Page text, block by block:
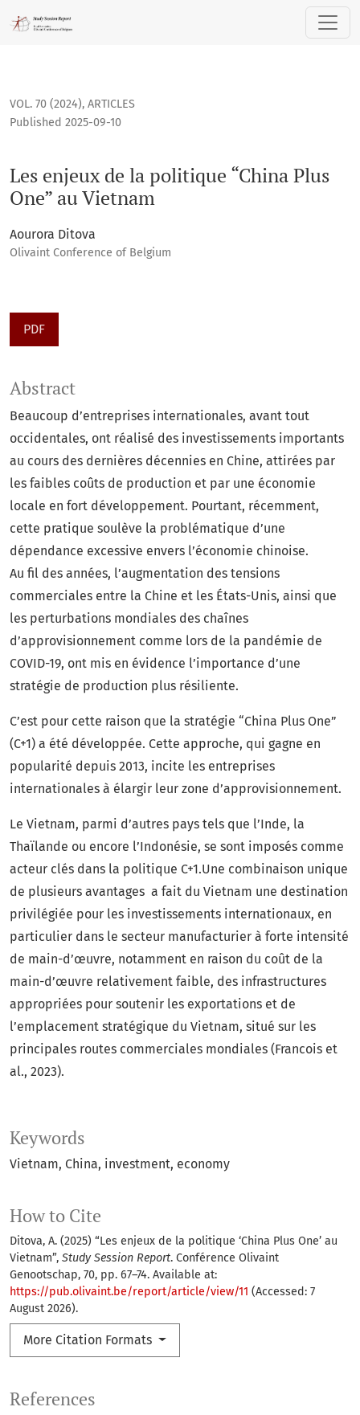
Les enjeux de la politique “China Plus One” au Vietnam
VOL. 70 (2024), ARTICLES
Les enjeux de la politique “China Plus
One” au Vietnam
Published 2025-09-10
Aourora Ditova
Olivaint Conference of Belgium
PDF
Keywords
Vietnam China investment economy
How to Cite
Ditova, A. (2025) “Les enjeux de la politique ‘China Plus One’ au
Vietnam”, Study Session Report. Conférence Olivaint
Genootschap, 70, pp. 67–74. Available at:
https://pub.olivaint.be/report/article/view/11 (Accessed: 7
August 2026).
More Citation Formats
Abstract
Beaucoup d’entreprises internationales, avant tout
occidentales, ont réalisé des investissements importants
au cours des dernières décennies en Chine, attirées par
les faibles coûts de production et par une économie
locale en fort développement. Pourtant, récemment,
cette pratique soulève la problématique d’une
dépendance excessive envers l’économie chinoise.
Au fil des années, l’augmentation des tensions
commerciales entre la Chine et les États-Unis, ainsi que
les perturbations mondiales des chaînes
d’approvisionnement comme lors de la pandémie de
COVID-19, ont mis en évidence l’importance d’une
stratégie de production plus résiliente.
C’est pour cette raison que la stratégie “China Plus One”
(C+1) a été développée. Cette approche, qui gagne en
popularité depuis 2013, incite les entreprises
internationales à élargir leur zone d’approvisionnement.
Le Vietnam, parmi d’autres pays tels que l’Inde, la
Thaïlande ou encore l’Indonésie, se sont imposés comme
acteur clés dans la politique C+1.Une combinaison unique
de plusieurs avantages a fait du Vietnam une destination
privilégiée pour les investissements internationaux, en
particulier dans le secteur manufacturier à forte intensité
de main-d’œuvre, notamment en raison du coût de la
main-d’œuvre relativement faible, des infrastructures
appropriées pour soutenir les exportations et de
l’emplacement stratégique du Vietnam, situé sur les
principales routes commerciales mondiales (Francois et
al., 2023).
References